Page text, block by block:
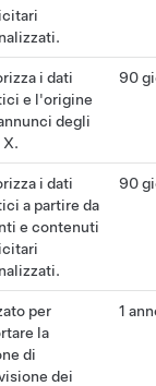
i dati
e l'origine
degli
90
i dati
a partire da
e contenuti
90
per
la
di
dei
1